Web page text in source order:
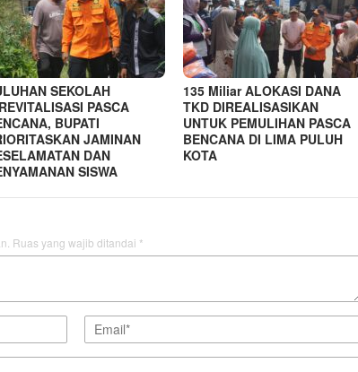
SEKOLAH
PASCA
BUPATI
JAMINAN
DAN
SISWA
135 Miliar ALOKASI DANA
TKD DIREALISASIKAN
UNTUK PEMULIHAN PASCA
BENCANA DI LIMA PULUH
KOTA
Ruas yang wajib ditandai *